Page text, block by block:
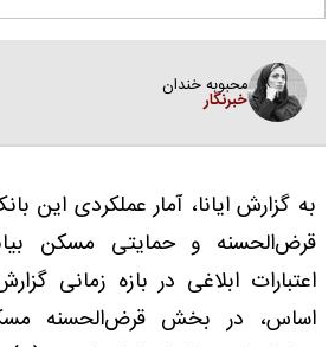
محبوبه خندان
خبرنگار
به گزارش ایانا، آمار عملکردی
قرض‌الحسنه و حمایتی مسکن
اعتبارات ابلاغی در بازه زمانی
اساس، در بخش قرض‌الحسنه